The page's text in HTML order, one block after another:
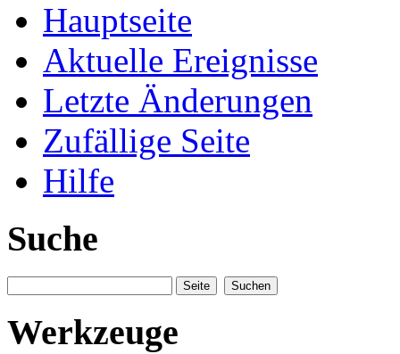
Hauptseite
Aktuelle Ereignisse
Letzte Änderungen
Zufällige Seite
Hilfe
Suche
Werkzeuge